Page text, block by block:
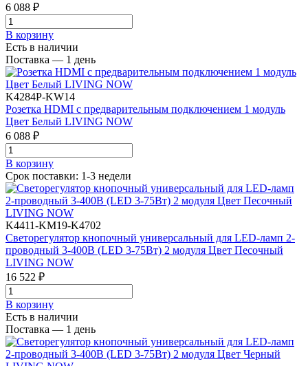
6 088 ₽
В корзинy
Есть в наличии
Поставка — 1 день
K4284P-KW14
Розетка HDMI с предварительным подключением 1 модуль
Цвет Белый LIVING NOW
6 088 ₽
В корзинy
Срок поставки: 1-3 недели
K4411-KM19-K4702
Светорегулятор кнопочный универсальный для LED-ламп 2-
проводный 3-400В (LED 3-75Вт) 2 модуля Цвет Песочный
LIVING NOW
16 522 ₽
В корзинy
Есть в наличии
Поставка — 1 день